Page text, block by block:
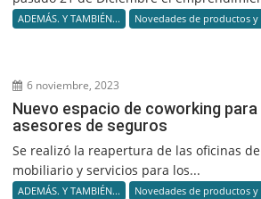
ADEMÁS. Y TAMBIÉN... Novedades de productos y
6 noviembre, 2023
Nuevo espacio de coworking
asesores de seguros
Se realizó la reapertura de las oficinas de
mobiliario y servicios para los...
ADEMÁS. Y TAMBIÉN... Novedades de productos y